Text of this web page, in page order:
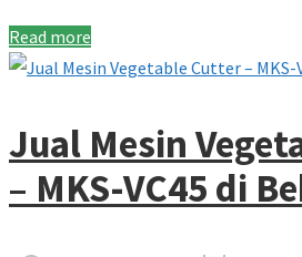
Read more
Jual Mesin
– MKS-VC45 di